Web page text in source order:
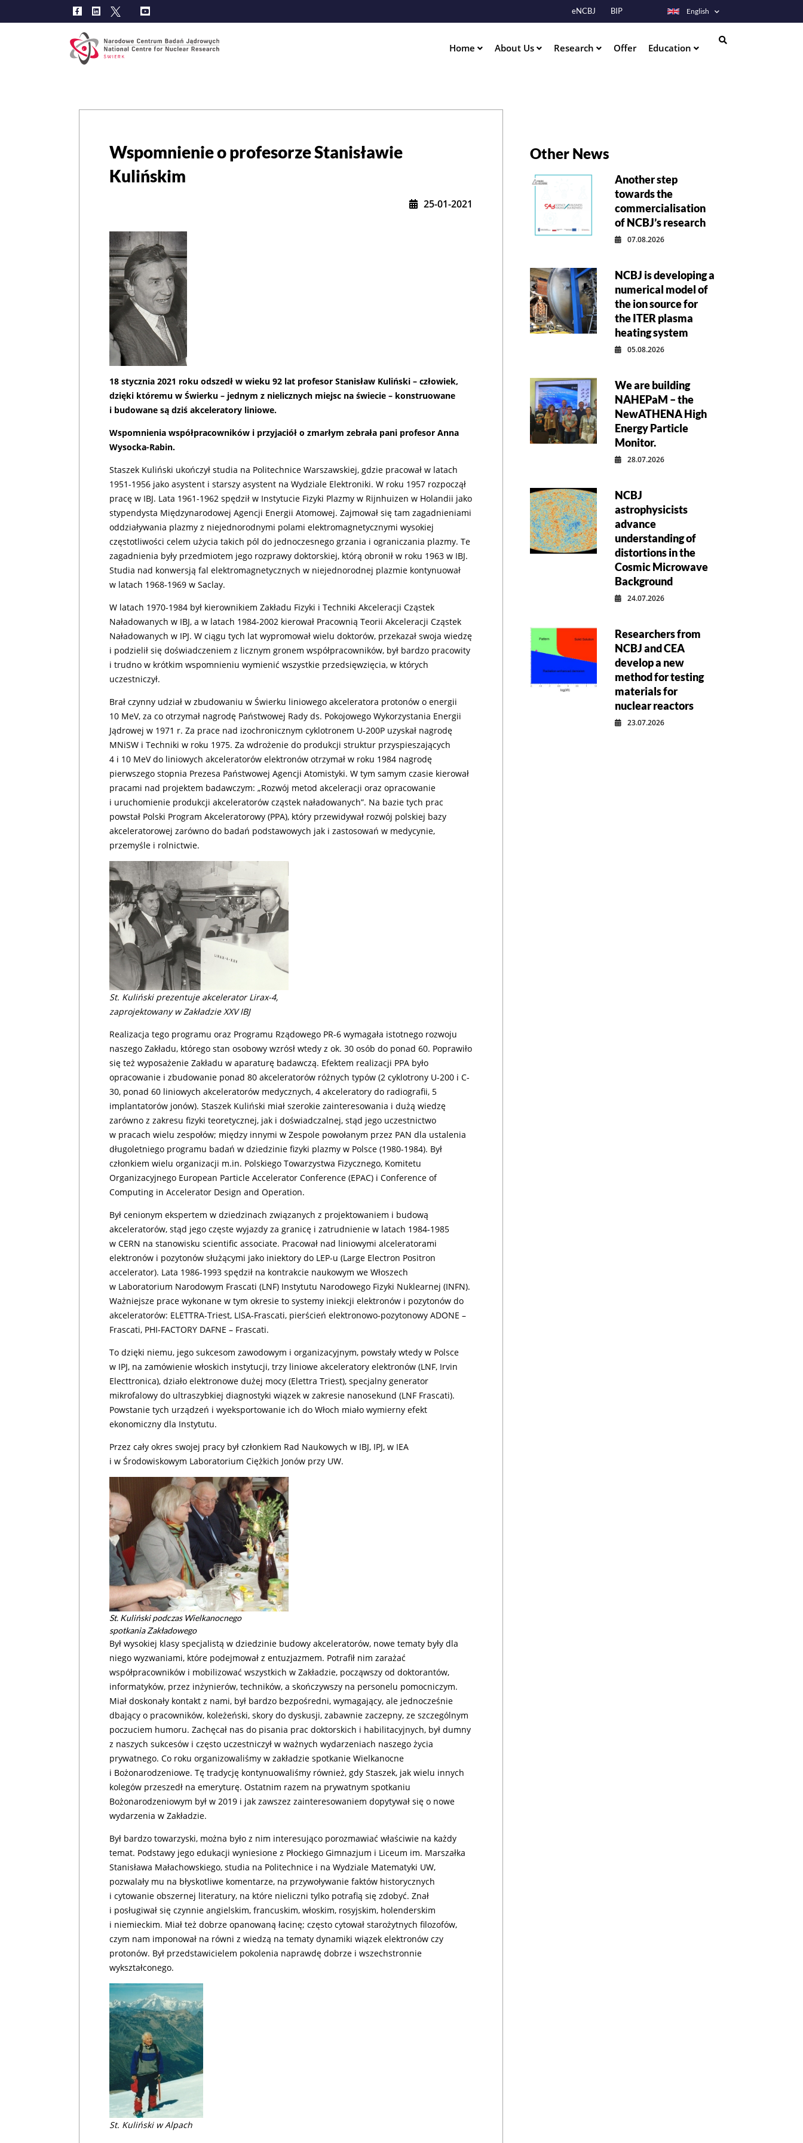
eNCBJ BIP English
Home About Us Research Offer Education
Wspomnienie o profesorze Stanisławie
Kulińskim
25-01-2021
18 stycznia 2021 roku odszedł w wieku 92 lat profesor Stanisław Kuliński – człowiek,
dzięki któremu w Świerku – jednym z nielicznych miejsc na świecie – konstruowane
i budowane są dziś akceleratory liniowe.
Wspomnienia współpracowników i przyjaciół o zmarłym zebrała pani profesor Anna
Wysocka-Rabin.
Staszek Kuliński ukończył studia na Politechnice Warszawskiej, gdzie pracował w latach
1951-1956 jako asystent i starszy asystent na Wydziale Elektroniki. W roku 1957 rozpoczął
pracę w IBJ. Lata 1961-1962 spędził w Instytucie Fizyki Plazmy w Rijnhuizen w Holandii jako
stypendysta Międzynarodowej Agencji Energii Atomowej. Zajmował się tam zagadnieniami
oddziaływania plazmy z niejednorodnymi polami elektromagnetycznymi wysokiej
częstotliwości celem użycia takich pól do jednoczesnego grzania i ograniczania plazmy. Te
zagadnienia były przedmiotem jego rozprawy doktorskiej, którą obronił w roku 1963 w IBJ.
Studia nad konwersją fal elektromagnetycznych w niejednorodnej plazmie kontynuował
w latach 1968-1969 w Saclay.
W latach 1970-1984 był kierownikiem Zakładu Fizyki i Techniki Akceleracji Cząstek
Naładowanych w IBJ, a w latach 1984-2002 kierował Pracownią Teorii Akceleracji Cząstek
Naładowanych w IPJ. W ciągu tych lat wypromował wielu doktorów, przekazał swoja wiedzę
i podzielił się doświadczeniem z licznym gronem współpracowników, był bardzo pracowity
i trudno w krótkim wspomnieniu wymienić wszystkie przedsięwzięcia, w których
uczestniczył.
Brał czynny udział w zbudowaniu w Świerku liniowego akceleratora protonów o energii
10 MeV, za co otrzymał nagrodę Państwowej Rady ds. Pokojowego Wykorzystania Energii
Jądrowej w 1971 r. Za prace nad izochronicznym cyklotronem U-200P uzyskał nagrodę
MNiSW i Techniki w roku 1975. Za wdrożenie do produkcji struktur przyspieszających
4 i 10 MeV do liniowych akceleratorów elektronów otrzymał w roku 1984 nagrodę
pierwszego stopnia Prezesa Państwowej Agencji Atomistyki. W tym samym czasie kierował
pracami nad projektem badawczym: „Rozwój metod akceleracji oraz opracowanie
i uruchomienie produkcji akceleratorów cząstek naładowanych”. Na bazie tych prac
powstał Polski Program Akceleratorowy (PPA), który przewidywał rozwój polskiej bazy
akceleratorowej zarówno do badań podstawowych jak i zastosowań w medycynie,
przemyśle i rolnictwie.
St. Kuliński prezentuje akcelerator Lirax-4,
zaprojektowany w Zakładzie XXV IBJ
Realizacja tego programu oraz Programu Rządowego PR-6 wymagała istotnego rozwoju
naszego Zakładu, którego stan osobowy wzrósł wtedy z ok. 30 osób do ponad 60. Poprawiło
się też wyposażenie Zakładu w aparaturę badawczą. Efektem realizacji PPA było
opracowanie i zbudowanie ponad 80 akceleratorów różnych typów (2 cyklotrony U-200 i C-
30, ponad 60 liniowych akceleratorów medycznych, 4 akceleratory do radiografii, 5
implantatorów jonów). Staszek Kuliński miał szerokie zainteresowania i dużą wiedzę
zarówno z zakresu fizyki teoretycznej, jak i doświadczalnej, stąd jego uczestnictwo
w pracach wielu zespołów; między innymi w Zespole powołanym przez PAN dla ustalenia
długoletniego programu badań w dziedzinie fizyki plazmy w Polsce (1980-1984). Był
członkiem wielu organizacji m.in. Polskiego Towarzystwa Fizycznego, Komitetu
Organizacyjnego European Particle Accelerator Conference (EPAC) i Conference of
Computing in Accelerator Design and Operation.
Był cenionym ekspertem w dziedzinach związanych z projektowaniem i budową
akceleratorów, stąd jego częste wyjazdy za granicę i zatrudnienie w latach 1984-1985
w CERN na stanowisku scientific associate. Pracował nad liniowymi alceleratorami
elektronów i pozytonów służącymi jako iniektory do LEP-u (Large Electron Positron
accelerator). Lata 1986-1993 spędził na kontrakcie naukowym we Włoszech
w Laboratorium Narodowym Frascati (LNF) Instytutu Narodowego Fizyki Nuklearnej (INFN).
Ważniejsze prace wykonane w tym okresie to systemy iniekcji elektronów i pozytonów do
akceleratorów: ELETTRA-Triest, LISA-Frascati, pierścień elektronowo-pozytonowy ADONE –
Frascati, PHI-FACTORY DAFNE – Frascati.
To dzięki niemu, jego sukcesom zawodowym i organizacyjnym, powstały wtedy w Polsce
w IPJ, na zamówienie włoskich instytucji, trzy liniowe akceleratory elektronów (LNF, Irvin
Electtronica), działo elektronowe dużej mocy (Elettra Triest), specjalny generator
mikrofalowy do ultraszybkiej diagnostyki wiązek w zakresie nanosekund (LNF Frascati).
Powstanie tych urządzeń i wyeksportowanie ich do Włoch miało wymierny efekt
ekonomiczny dla Instytutu.
Przez cały okres swojej pracy był członkiem Rad Naukowych w IBJ, IPJ, w IEA
i w Środowiskowym Laboratorium Ciężkich Jonów przy UW.
St. Kuliński podczas Wielkanocnego
spotkania Zakładowego
Był wysokiej klasy specjalistą w dziedzinie budowy akceleratorów, nowe tematy były dla
niego wyzwaniami, które podejmował z entuzjazmem. Potrafił nim zarażać
współpracowników i mobilizować wszystkich w Zakładzie, począwszy od doktorantów,
informatyków, przez inżynierów, techników, a skończywszy na personelu pomocniczym.
Miał doskonały kontakt z nami, był bardzo bezpośredni, wymagający, ale jednocześnie
dbający o pracowników, koleżeński, skory do dyskusji, zabawnie zaczepny, ze szczególnym
poczuciem humoru. Zachęcał nas do pisania prac doktorskich i habilitacyjnych, był dumny
z naszych sukcesów i często uczestniczył w ważnych wydarzeniach naszego życia
prywatnego. Co roku organizowaliśmy w zakładzie spotkanie Wielkanocne
i Bożonarodzeniowe. Tę tradycję kontynuowaliśmy również, gdy Staszek, jak wielu innych
kolegów przeszedł na emeryturę. Ostatnim razem na prywatnym spotkaniu
Bożonarodzeniowym był w 2019 i jak zawszez zainteresowaniem dopytywał się o nowe
wydarzenia w Zakładzie.
Był bardzo towarzyski, można było z nim interesująco porozmawiać właściwie na każdy
temat. Podstawy jego edukacji wyniesione z Płockiego Gimnazjum i Liceum im. Marszałka
Stanisława Małachowskiego, studia na Politechnice i na Wydziale Matematyki UW,
pozwalały mu na błyskotliwe komentarze, na przywoływanie faktów historycznych
i cytowanie obszernej literatury, na które nieliczni tylko potrafią się zdobyć. Znał
i posługiwał się czynnie angielskim, francuskim, włoskim, rosyjskim, holenderskim
i niemieckim. Miał też dobrze opanowaną łacinę; często cytował starożytnych filozofów,
czym nam imponował na równi z wiedzą na tematy dynamiki wiązek elektronów czy
protonów. Był przedstawicielem pokolenia naprawdę dobrze i wszechstronnie
wykształconego.
St. Kuliński w Alpach
Other News
Another step
towards the
commercialisation
of NCBJ’s research
07.08.2026
NCBJ is developing a
numerical model of
the ion source for
the ITER plasma
heating system
05.08.2026
We are building
NAHEPaM – the
NewATHENA High
Energy Particle
Monitor.
28.07.2026
NCBJ
astrophysicists
advance
understanding of
distortions in the
Cosmic Microwave
Background
24.07.2026
Researchers from
NCBJ and CEA
develop a new
method for testing
materials for
nuclear reactors
23.07.2026